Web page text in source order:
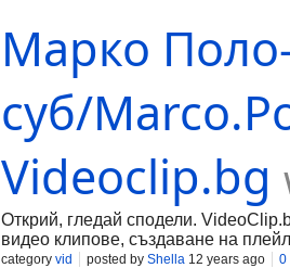
Марко
суб/
Videoclip.bg
Открий, гледай сподели.
видео клипове, създаване на
category vid posted by Shella 12 years ago 0